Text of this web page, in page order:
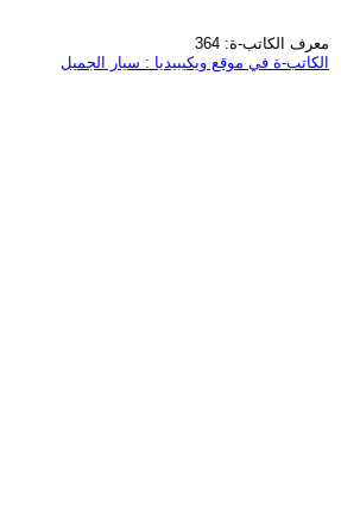
معرف الكاتب-ة: 364
الكاتب-ة في موقع ويكيبيديا : سيار الجميل